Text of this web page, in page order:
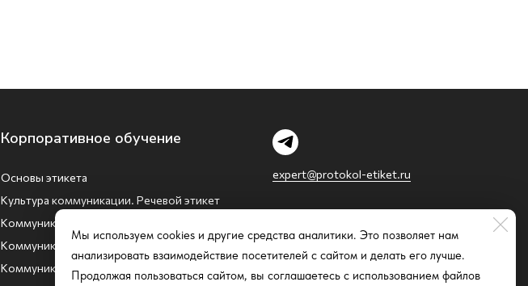
Корпоративное обучение
Основы этикета
Культура коммуникации. Речевой этикет
Коммуникация с коллегами
Коммуникация с клиентами
Коммуникация с партнерами
expert@protokol-etiket.ru
Мы используем cookies и другие средства аналитики. Это позволяет нам
анализировать взаимодействие посетителей с сайтом и делать его лучше.
Продолжая пользоваться сайтом, вы соглашаетесь с использованием файлов